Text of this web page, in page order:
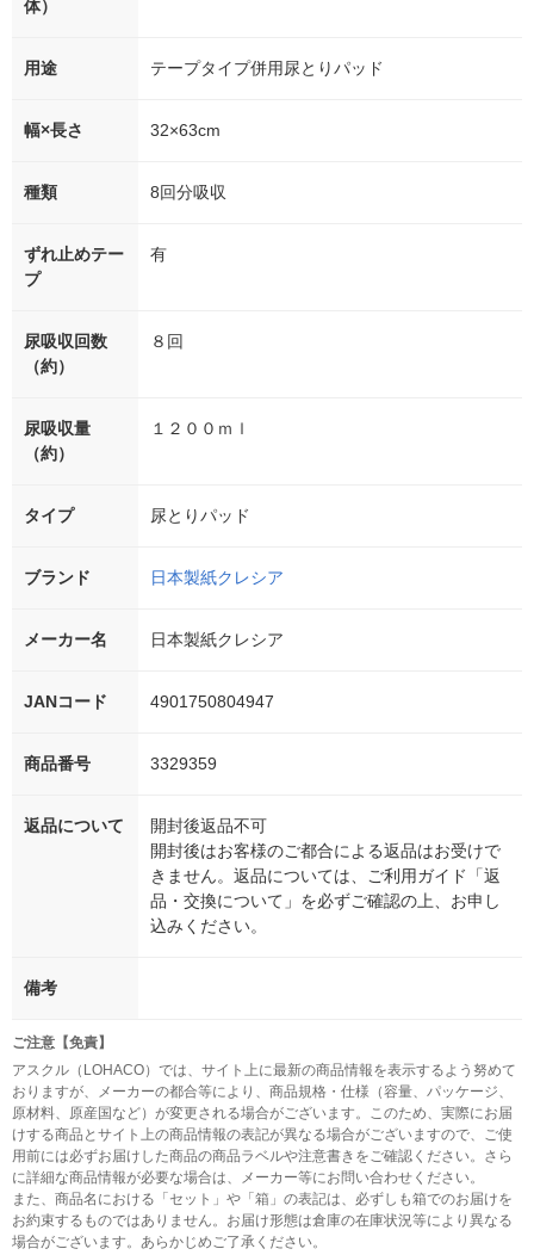
体）
用途 テープタイプ併用尿とりパッド
幅×長さ 32×63cm
種類 8回分吸収
ずれ止めテー
プ
有
尿吸収回数
（約）
８回
尿吸収量
（約）
１２００ｍｌ
タイプ 尿とりパッド
ブランド 日本製紙クレシア
メーカー名 日本製紙クレシア
JANコード 4901750804947
商品番号 3329359
返品について
開封後返品不可
開封後はお客様のご都合による返品はお受けで
きません。返品については、ご利用ガイド「返
品・交換について」を必ずご確認の上、お申し
込みください。
備考
ご注意【免責】
アスクル（LOHACO）では、サイト上に最新の商品情報を表示するよう努めて
おりますが、メーカーの都合等により、商品規格・仕様（容量、パッケージ、
原材料、原産国など）が変更される場合がございます。このため、実際にお届
けする商品とサイト上の商品情報の表記が異なる場合がございますので、ご使
用前には必ずお届けした商品の商品ラベルや注意書きをご確認ください。さら
に詳細な商品情報が必要な場合は、メーカー等にお問い合わせください。
また、商品名における「セット」や「箱」の表記は、必ずしも箱でのお届けを
お約束するものではありません。お届け形態は倉庫の在庫状況等により異なる
場合がございます。あらかじめご了承ください。